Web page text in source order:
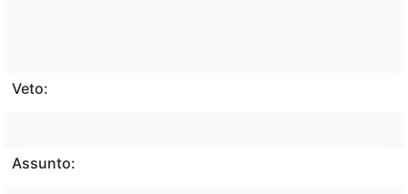
Veto:
Assunto: